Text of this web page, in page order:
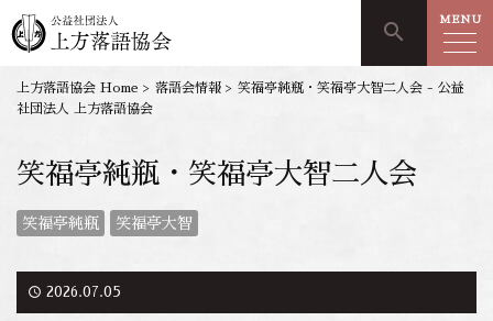
search MENU
上方落語協会 Home > 落語会情報 > 笑福亭純瓶・笑福亭大智二人会 - 公益
社団法人 上方落語協会
笑福亭純瓶・笑福亭大智二人会
笑福亭純瓶 笑福亭大智
access_time 2026.07.05